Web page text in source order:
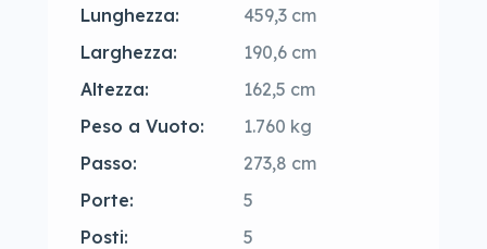
Lunghezza:
459,3 cm
Larghezza:
190,6 cm
Altezza:
162,5 cm
Peso a Vuoto:
1.760 kg
Passo:
273,8 cm
Porte:
5
Posti:
5